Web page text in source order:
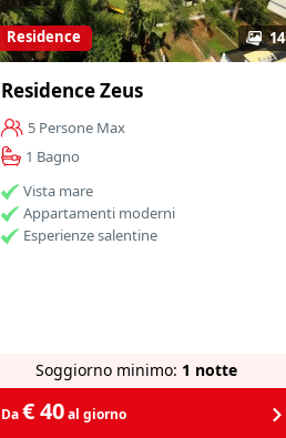
14
Residence
Residence Zeus
5 Persone Max
1 Bagno
Vista mare
Appartamenti moderni
Esperienze salentine
Soggiorno minimo: 1 notte
Da€ 40al giorno